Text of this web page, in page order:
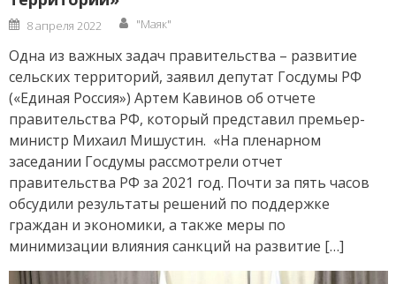
Posted
on
8 апреля 2022 Author
"Маяк"
Одна из важных задач правительства – развитие
сельских территорий, заявил депутат Госдумы РФ
(«Единая Россия») Артем Кавинов об отчете
правительства РФ, который представил премьер-
министр Михаил Мишустин. «На пленарном
заседании Госдумы рассмотрели отчет
правительства РФ за 2021 год. Почти за пять часов
обсудили результаты решений по поддержке
граждан и экономики, а также меры по
минимизации влияния санкций на развитие […]